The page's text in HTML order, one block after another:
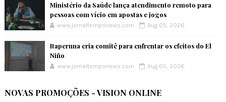
Ministério da Saúde lança atendimento remoto para
pessoas com vício em apostas e jogos
www.jornaltemponews.com Aug 05, 2026
Itaperuna cria comitê para enfrentar os efeitos do El
Niño
www.jornaltemponews.com Aug 05, 2026
NOVAS PROMOÇÕES - VISION ONLINE